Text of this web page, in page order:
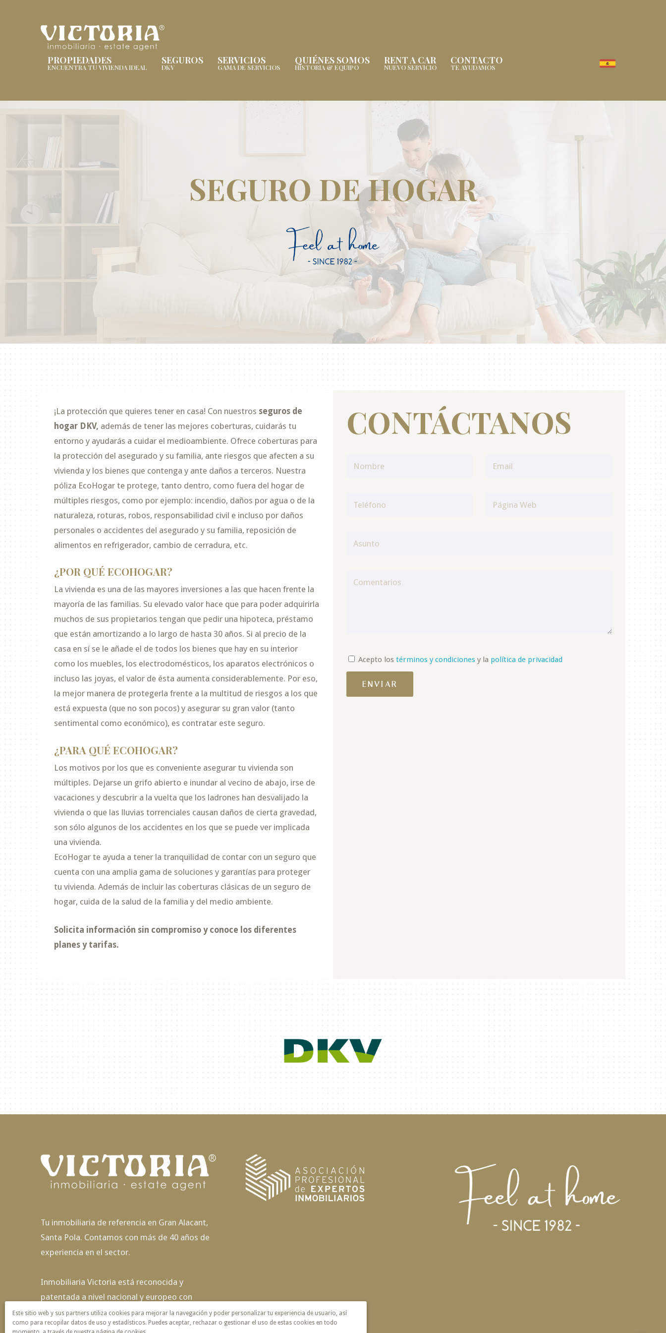
PROPIEDADES
ENCUENTRA TU VIVIENDA IDEAL
SEGUROS
DKV
SERVICIOS
GAMA DE SERVICIOS
QUIÉNES SOMOS
HISTORIA & EQUIPO
RENT A CAR
NUEVO SERVICIO
CONTACTO
TE AYUDAMOS
SEGURO DE HOGAR
¡La protección que quieres tener en casa! Con nuestros seguros de
hogar DKV, además de tener las mejores coberturas, cuidarás tu
entorno y ayudarás a cuidar el medioambiente. Ofrece coberturas para
la protección del asegurado y su familia, ante riesgos que afecten a su
vivienda y los bienes que contenga y ante daños a terceros. Nuestra
póliza EcoHogar te protege, tanto dentro, como fuera del hogar de
múltiples riesgos, como por ejemplo: incendio, daños por agua o de la
naturaleza, roturas, robos, responsabilidad civil e incluso por daños
personales o accidentes del asegurado y su familia, reposición de
alimentos en refrigerador, cambio de cerradura, etc.
¿POR QUÉ ECOHOGAR?
La vivienda es una de las mayores inversiones a las que hacen frente la
mayoría de las familias. Su elevado valor hace que para poder adquirirla
muchos de sus propietarios tengan que pedir una hipoteca, préstamo
que están amortizando a lo largo de hasta 30 años. Si al precio de la
casa en sí se le añade el de todos los bienes que hay en su interior
como los muebles, los electrodomésticos, los aparatos electrónicos o
incluso las joyas, el valor de ésta aumenta considerablemente. Por eso,
la mejor manera de protegerla frente a la multitud de riesgos a los que
está expuesta (que no son pocos) y asegurar su gran valor (tanto
sentimental como económico), es contratar este seguro.
¿PARA QUÉ ECOHOGAR?
Los motivos por los que es conveniente asegurar tu vivienda son
múltiples. Dejarse un grifo abierto e inundar al vecino de abajo, irse de
vacaciones y descubrir a la vuelta que los ladrones han desvalijado la
vivienda o que las lluvias torrenciales causan daños de cierta gravedad,
son sólo algunos de los accidentes en los que se puede ver implicada
una vivienda.
EcoHogar te ayuda a tener la tranquilidad de contar con un seguro que
cuenta con una amplia gama de soluciones y garantías para proteger
tu vivienda. Además de incluir las coberturas clásicas de un seguro de
hogar, cuida de la salud de la familia y del medio ambiente.
Solicita información sin compromiso y conoce los diferentes
planes y tarifas.
CONTÁCTANOS
Acepto los términos y condicionesy la política de privacidad
Tu inmobiliaria de referencia en Gran Alacant,
Santa Pola. Contamos con más de 40 años de
experiencia en el sector.
Inmobiliaria Victoria está reconocida y
patentada a nivel nacional y europeo con
exclusividad de nombre y servicio.
Este sitio web y sus partners utiliza cookies para mejorar la navegación y poder personalizar tu experiencia de usuario, así
como para recopilar datos de uso y estadísticos. Puedes aceptar, rechazar o gestionar el uso de estas cookies en todo